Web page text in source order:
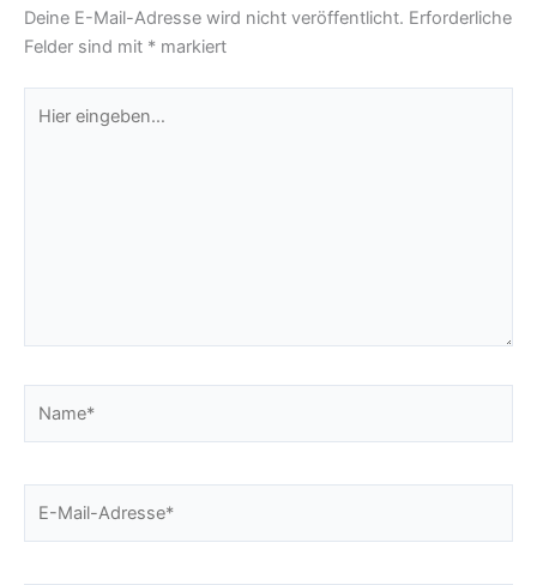
Deine E-Mail-Adresse wird nicht veröffentlicht. Erforderliche
Felder sind mit * markiert
eingeben…
Mail-